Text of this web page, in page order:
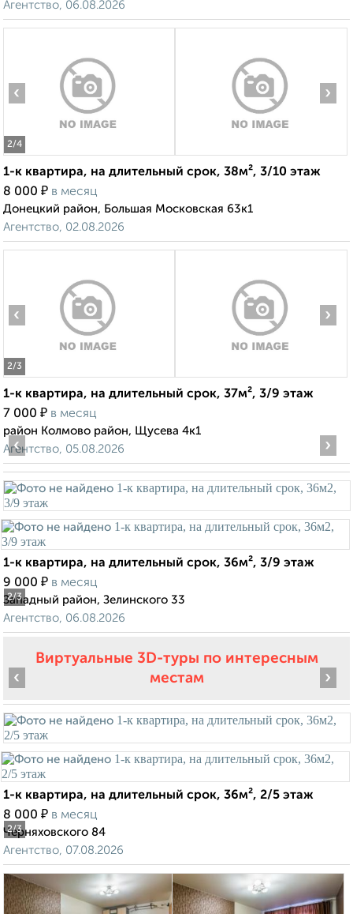
Агентство, 06.08.2026
2/4
‹ ›
1-к квартира, на длительный срок, 38м², 3/10 этаж
8 000 ₽ в месяц
Донецкий район, Большая Московская 63к1
Агентство, 02.08.2026
2/3
‹ ›
1-к квартира, на длительный срок, 37м², 3/9 этаж
7 000 ₽ в месяц
район Колмово район, Щусева 4к1
Агентство, 05.08.2026
2/3
‹ ›
1-к квартира, на длительный срок, 36м², 3/9 этаж
9 000 ₽ в месяц
Западный район, Зелинского 33
Агентство, 06.08.2026
Виртуальные 3D-туры по интересным
местам
2/3
‹ ›
1-к квартира, на длительный срок, 36м², 2/5 этаж
8 000 ₽ в месяц
Черняховского 84
Агентство, 07.08.2026